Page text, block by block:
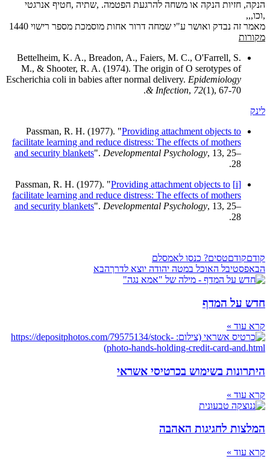
הנקה, חזיות הנקה או משחה להרגעת הפטמה. ,שתיה ,חטיף אנרגטי
,וכו,,,
מאמר זה נבדק ואושר ע"י שמחה דרור אחות מוסמכת מספר רישוי 1440
מקורות
Bettelheim, K. A., Breadon, A., Faiers, M. C., O'Farrell, S.
M., & Shooter, R. A. (1974). The origin of O serotypes of
Escherichia coli in babies after normal delivery. Epidemiology
& Infection, 72(1), 67-70.
לינק
Passman, R. H. (1977). "Providing attachment objects to
facilitate learning and reduce distress: The effects of mothers
and security blankets". Developmental Psychology, 13, 25–
28.
[i]
Providing attachment objects to
facilitate learning and reduce distress: The effects of mothers
and security blankets". Developmental Psychology, 13, 25–
28.
קודםקודםטסים? כנסו לאמסלם
הבאפסטיבל האוכל במטה יהודה יוצא לדרךהבא
חדש על המדף
קרא עוד »
היתרונות בשימוש בכרטיסי אשראי
קרא עוד »
המלצות לחגיגות האהבה
קרא עוד »